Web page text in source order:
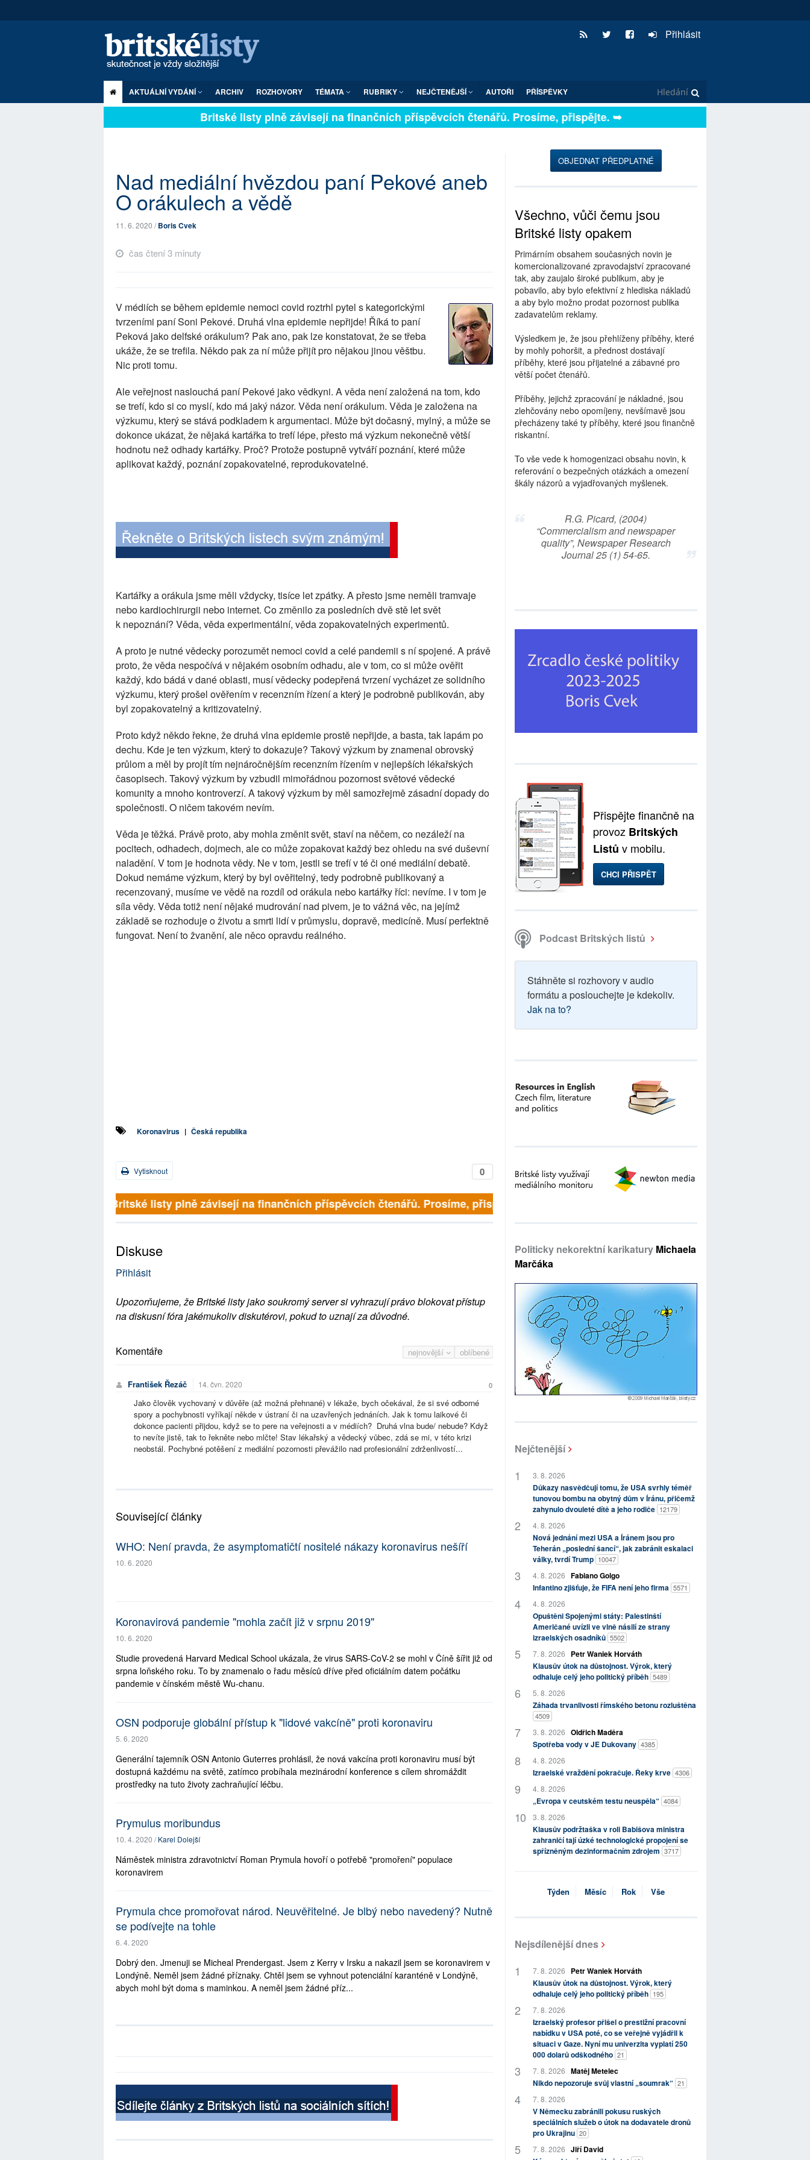
Přihlásit
AKTUÁLNÍ VYDÁNÍ ARCHIV ROZHOVORY TÉMATA RUBRIKY NEJČTENĚJŠÍ AUTOŘI PŘÍSPĚVKY
Britské listy plně závisejí na finančních příspěvcích čtenářů. Prosíme, přispějte. ➥
Nad mediální hvězdou paní Pekové aneb
O orákulech a vědě
11. 6. 2020 /Boris Cvek
čas čtení 3 minuty
V médiích se během epidemie nemoci covid roztrhl pytel s kategorickými
tvrzeními paní Soni Pekové. Druhá vlna epidemie nepřijde! Říká to paní
Peková jako delfské orákulum? Pak ano, pak lze konstatovat, že se třeba
ukáže, že se trefila. Někdo pak za ní může přijít pro nějakou jinou věštbu.
Nic proti tomu.
Ale veřejnost naslouchá paní Pekové jako vědkyni. A věda není založená na tom, kdo
se trefí, kdo si co myslí, kdo má jaký názor. Věda není orákulum. Věda je založena na
výzkumu, který se stává podkladem k argumentaci. Může být dočasný, mylný, a může se
dokonce ukázat, že nějaká kartářka to trefí lépe, přesto má výzkum nekonečně větší
hodnotu než odhady kartářky. Proč? Protože postupně vytváří poznání, které může
aplikovat každý, poznání zopakovatelné, reprodukovatelné.
Kartářky a orákula jsme měli vždycky, tisíce let zpátky. A přesto jsme neměli tramvaje
nebo kardiochirurgii nebo internet. Co změnilo za posledních dvě stě let svět
k nepoznání? Věda, věda experimentální, věda zopakovatelných experimentů.
A proto je nutné vědecky porozumět nemoci covid a celé pandemii s ní spojené. A právě
proto, že věda nespočívá v nějakém osobním odhadu, ale v tom, co si může ověřit
každý, kdo bádá v dané oblasti, musí vědecky podepřená tvrzení vycházet ze solidního
výzkumu, který prošel ověřením v recenzním řízení a který je podrobně publikován, aby
byl zopakovatelný a kritizovatelný.
Proto když někdo řekne, že druhá vlna epidemie prostě nepřijde, a basta, tak lapám po
dechu. Kde je ten výzkum, který to dokazuje? Takový výzkum by znamenal obrovský
průlom a měl by projít tím nejnáročnějším recenzním řízením v nejlepších lékařských
časopisech. Takový výzkum by vzbudil mimořádnou pozornost světové vědecké
komunity a mnoho kontroverzí. A takový výzkum by měl samozřejmě zásadní dopady do
společnosti. O ničem takovém nevím.
Věda je těžká. Právě proto, aby mohla změnit svět, staví na něčem, co nezáleží na
pocitech, odhadech, dojmech, ale co může zopakovat každý bez ohledu na své duševní
naladění. V tom je hodnota vědy. Ne v tom, jestli se trefí v té či oné mediální debatě.
Dokud nemáme výzkum, který by byl ověřitelný, tedy podrobně publikovaný a
recenzovaný, musíme ve vědě na rozdíl od orákula nebo kartářky říci: nevíme. I v tom je
síla vědy. Věda totiž není nějaké mudrování nad pivem, je to vážná věc, na jejímž
základě se rozhoduje o životu a smrti lidí v průmyslu, dopravě, medicíně. Musí perfektně
fungovat. Není to žvanění, ale něco opravdu reálného.
Koronavirus | Česká republika
0
Vytisknout
Britské listy plně závisejí na finančních příspěvcích čtenářů. Prosíme, přispějte. ➥
Diskuse
Přihlásit
Upozorňujeme, že Britské listy jako soukromý server si vyhrazují právo blokovat přístup
na diskusní fóra jakémukoliv diskutérovi, pokud to uznají za důvodné.
nejnovější oblíbené
Komentáře
František Řezáč 14. čvn. 2020 0
Jako člověk vychovaný v důvěře (až možná přehnané) v lékaže, bych očekával, že si své odborné
spory a pochybnosti vyříkají někde v ústraní či na uzavřených jednáních. Jak k tomu laikové či
dokonce pacienti přijdou, když se to pere na veřejnosti a v médiích? Druhá vlna bude/ nebude? Když
to nevíte jistě, tak to řekněte nebo mlčte! Stav lékařský a vědecký vůbec, zdá se mi, v této krizi
neobstál. Pochybné potěšení z mediální pozornosti převážilo nad profesionální zdrženlivostí...
Související články
WHO: Není pravda, že asymptomatičtí nositelé nákazy koronavirus nešíří
10. 6. 2020
Koronavirová pandemie "mohla začít již v srpnu 2019"
10. 6. 2020
Studie provedená Harvard Medical School ukázala, že virus SARS-CoV-2 se mohl v Číně šířit již od
srpna loňského roku. To by znamenalo o řadu měsíců dříve před oficiálním datem počátku
pandemie v čínském městě Wu-chanu.
OSN podporuje globální přístup k "lidové vakcíně" proti koronaviru
5. 6. 2020
Generální tajemník OSN Antonio Guterres prohlásil, že nová vakcína proti koronaviru musí být
dostupná každému na světě, zatímco probíhala mezinárodní konference s cílem shromáždit
prostředky na tuto životy zachraňující léčbu.
Prymulus moribundus
10. 4. 2020 /Karel Dolejší
Náměstek ministra zdravotnictví Roman Prymula hovoří o potřebě "promoření" populace
koronavirem
Prymula chce promořovat národ. Neuvěřitelné. Je blbý nebo navedený? Nutně
se podívejte na tohle
6. 4. 2020
Dobrý den. Jmenuji se Micheal Prendergast. Jsem z Kerry v Irsku a nakazil jsem se koronavirem v
Londýně. Neměl jsem žádné příznaky. Chtěl jsem se vyhnout potenciální karanténě v Londýně,
abych mohl být doma s maminkou. A neměl jsem žádné příz...
OBJEDNAT PŘEDPLATNÉ
Všechno, vůči čemu jsou
Britské listy opakem
Primárním obsahem současných novin je
komercionalizované zpravodajství zpracované
tak, aby zaujalo široké publikum, aby je
pobavilo, aby bylo efektivní z hlediska nákladů
a aby bylo možno prodat pozornost publika
zadavatelům reklamy.
Výsledkem je, že jsou přehlíženy příběhy, které
by mohly pohoršit, a přednost dostávají
příběhy, které jsou přijatelné a zábavné pro
větší počet čtenářů.
Příběhy, jejichž zpracování je nákladné, jsou
zlehčovány nebo opomíjeny, nevšímavě jsou
přecházeny také ty příběhy, které jsou finančně
riskantní.
To vše vede k homogenizaci obsahu novin, k
referování o bezpečných otázkách a omezení
škály názorů a vyjadřovaných myšlenek.
R.G. Picard, (2004)
“Commercialism and newspaper
quality”, Newspaper Research
Journal 25 (1) 54-65.
Přispějte finančně na
provoz Britských
Listů v mobilu.
CHCI PŘISPĚT
Podcast Britských listů
Stáhněte si rozhovory v audio
formátu a poslouchejte je kdekoliv.
Jak na to?
Politicky nekorektní karikatury Michaela
Marčáka
Nejčtenější
3. 8. 2026
Důkazy nasvědčují tomu, že USA svrhly téměř
tunovou bombu na obytný dům v Íránu, přičemž
zahynulo dvouleté dítě a jeho rodiče 12179
4. 8. 2026
Nová jednání mezi USA a Íránem jsou pro
Teherán „poslední šancí“, jak zabránit eskalaci
války, tvrdí Trump 10047
4. 8. 2026 Fabiano Golgo
Infantino zjišťuje, že FIFA není jeho firma 5571
4. 8. 2026
Opuštěni Spojenými státy: Palestinští
Američané uvízli ve vlně násilí ze strany
izraelských osadníků 5502
7. 8. 2026
Petr Waniek Horváth
Klausův útok na důstojnost. Výrok, který
odhaluje celý jeho politický příběh 5489
5. 8. 2026
Záhada trvanlivosti římského betonu rozluštěna
4509
3. 8. 2026 Oldřich Maděra
Spotřeba vody v JE Dukovany 4385
4. 8. 2026
Izraelské vraždění pokračuje. Řeky krve 4306
4. 8. 2026
„Evropa v ceutském testu neuspěla“ 4084
3. 8. 2026
Klausův podržtaška v roli Babišova ministra
zahraničí tají úzké technologické propojení se
spřízněným dezinformačním zdrojem 3717
Týden Měsíc Rok Vše
Nejsdílenější dnes
7. 8. 2026
Petr Waniek Horváth
Klausův útok na důstojnost. Výrok, který
odhaluje celý jeho politický příběh 195
7. 8. 2026
Izraelský profesor přišel o prestižní pracovní
nabídku v USA poté, co se veřejně vyjádřil k
situaci v Gaze. Nyní mu univerzita vyplatí 250
000 dolarů odškodného 21
7. 8. 2026 Matěj Metelec
Nikdo nepozoruje svůj vlastní „soumrak“ 21
7. 8. 2026
V Německu zabránili pokusu ruských
speciálních služeb o útok na dodavatele dronů
pro Ukrajinu 20
7. 8. 2026 Jiří David